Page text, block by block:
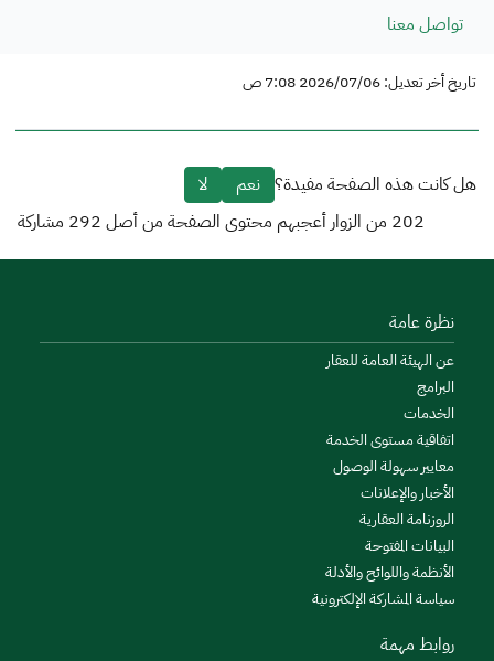
تواصل معنا
تاريخ أخر تعديل: 2026/07/06 7:08 ص
هل كانت هذه الصفحة مفيدة؟ نعم
لا
202 من الزوار أعجبهم محتوى الصفحة من أصل 292 مشاركة
نظرة عامة
عن الهيئة العامة للعقار
البرامج
الخدمات
اتفاقية مستوى الخدمة
معايير سهولة الوصول
الأخبار والإعلانات
الروزنامة العقارية
البيانات المفتوحة
الأنظمة واللوائح والأدلة
سياسة المشاركة الإلكترونية
روابط مهمة